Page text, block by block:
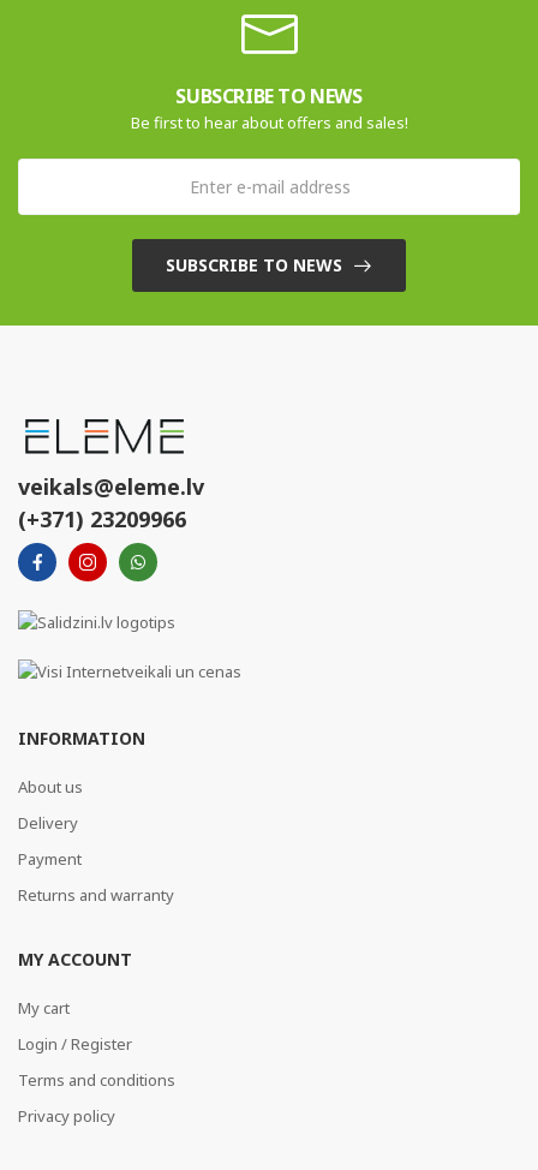
SUBSCRIBE TO NEWS
Be first to hear about offers and sales!
SUBSCRIBE TO NEWS
veikals@eleme.lv
(+371) 23209966
INFORMATION
About us
Delivery
Payment
Returns and warranty
MY ACCOUNT
My cart
Login / Register
Terms and conditions
Privacy policy